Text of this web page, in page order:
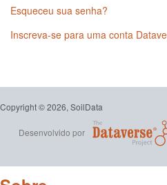
Esqueceu sua senha?
Inscreva-se para uma conta
Copyright © 2026, SoilData
Desenvolvido por